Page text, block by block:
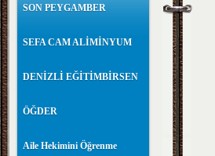
SON PEYGAMBER
SEFA CAM ALİMİNYUM
DENİZLİ EĞİTİMBİRSEN
ÖĞDER
Aile Hekimini Öğrenme